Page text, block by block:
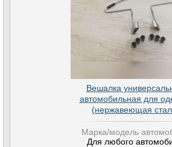
Вешалка
автомобильная для
(нержавеющая
Марка/модель
Для любого